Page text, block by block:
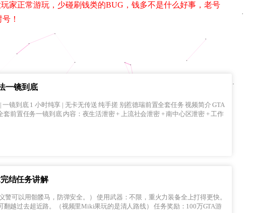
家正常游玩，少碰刷钱类的BUG，钱多不是什么好事，老号
！
一镜到底
享 | 无卡无传送 纯手搓 别惹德瑞前置全套任务 视频简介 GTA
密 + 上流社会泄密 + 南中心区泄密 + 工作
结任务讲解
近路。（视频里Miki果玩的是清人路线） 任务奖励：100万GTA游